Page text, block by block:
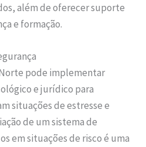
além de oferecer suporte
e formação.
pode implementar
e jurídico para
situações de estresse e
de um sistema de
em situações de risco é uma